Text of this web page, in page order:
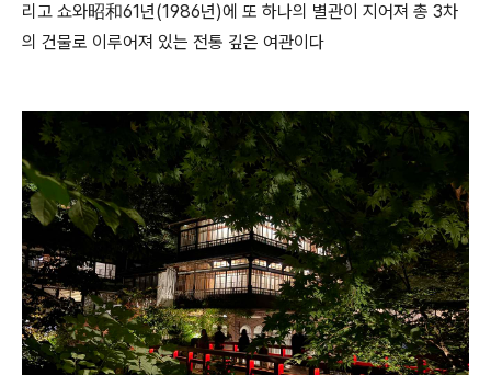
리고 쇼와昭和61년(1986년)에 또 하나의 별관이 지어져 총 3차
의 건물로 이루어져 있는 전통 깊은 여관이다